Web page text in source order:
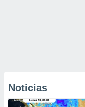
Noticias